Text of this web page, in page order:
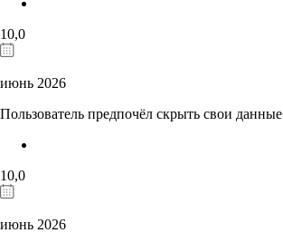
10,0
июнь 2026
Пользователь предпочёл скрыть свои данные
10,0
июнь 2026